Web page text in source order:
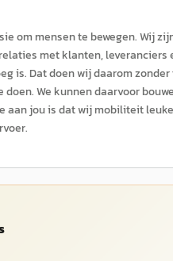
om mensen te bewegen. Wij
met klanten,
is. Dat doen wij daarom
We kunnen daarvoor
jou is dat wij mobiliteit